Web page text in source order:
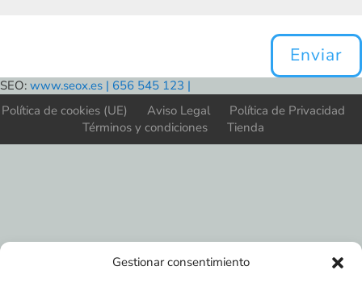
Gestionar consentimiento
Enviar
SEO: www.seox.es | 656 545 123 |
Política de cookies (UE)
Aviso Legal
Política de Privacidad
Términos y condiciones
Tienda